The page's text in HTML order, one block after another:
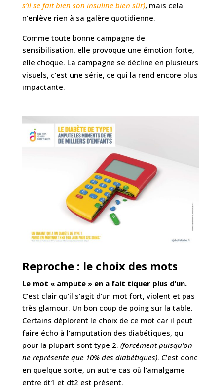
s’il se fait bien son insuline bien sûr), mais cela
n’enlève rien à sa galère quotidienne.
Comme toute bonne campagne de
sensibilisation, elle provoque une émotion forte,
elle choque. La campagne se décline en plusieurs
visuels, c’est une série, ce qui la rend encore plus
impactante.
Reproche : le choix des mots
Le mot « ampute » en a fait tiquer plus d’un.
C’est clair qu’il s’agit d’un mot fort, violent et pas
très glamour. Un bon coup de poing sur la table.
Certains déplorent le choix de ce mot car il peut
faire écho à l’amputation des diabétiques, qui
pour la plupart sont type 2. (forcément puisqu’on
ne représente que 10% des diabétiques). C’est donc
en quelque sorte, un autre cas où l’amalgame
entre dt1 et dt2 est présent.